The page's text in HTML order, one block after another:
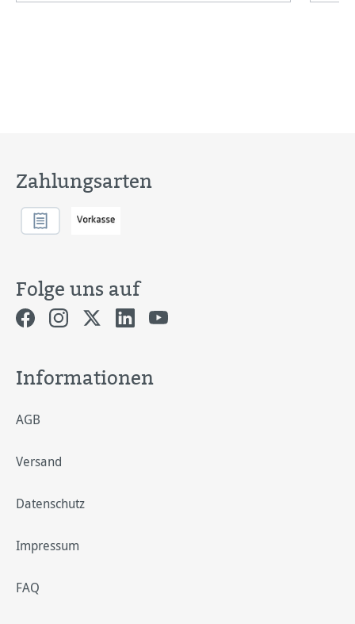
Zahlungsarten
Folge uns auf
Informationen
AGB
Versand
Datenschutz
Impressum
FAQ